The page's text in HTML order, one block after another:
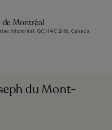
Montréal
Montréal, QC H4C 2H6, Canada
du Mont-